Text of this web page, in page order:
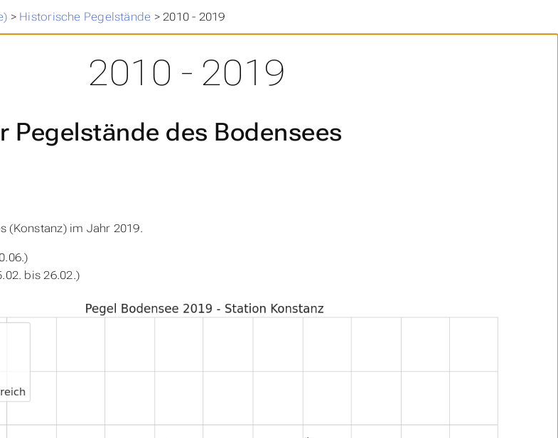
> Historische Pegelstände >2010 - 2019
2010 - 2019
Pegelstände des Bodensees
(Konstanz) im Jahr 2019.
bis 26.02.)